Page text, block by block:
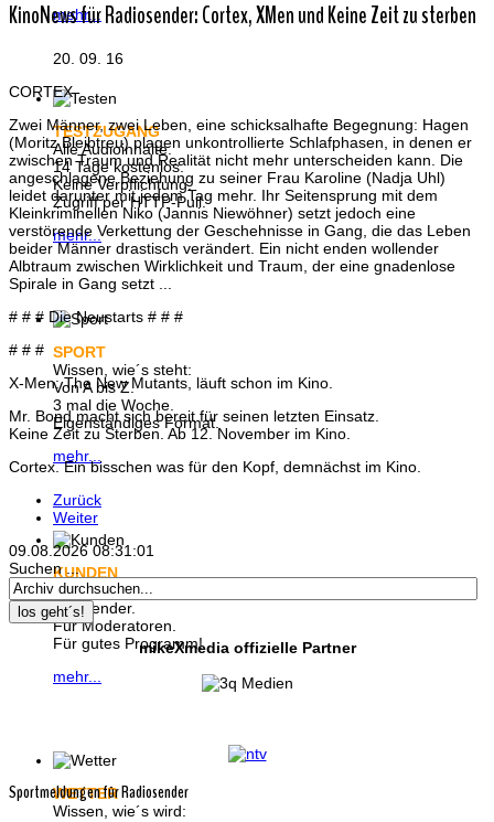
mehr...
TESTZUGANG
Alle Audioinhalte.
14 Tage kostenlos.
Keine Verpflichtung.
Zugriff per HTTP-Pull.
mehr...
SPORT
Wissen, wie´s steht:
Von A bis Z.
3 mal die Woche.
Eigenständiges Format.
mehr...
KUNDEN
Radiocontent:
Für Sender.
Für Moderatoren.
Für gutes Programm!
mehr...
WETTER
Wissen, wie´s wird:
KinoNews für Radiosender: Cortex, XMen und Keine Zeit zu sterben
20. 09. 16
CORTEX
Zwei Männer, zwei Leben, eine schicksalhafte Begegnung: Hagen
(Moritz Bleibtreu) plagen unkontrollierte Schlafphasen, in denen er
zwischen Traum und Realität nicht mehr unterscheiden kann. Die
angeschlagene Beziehung zu seiner Frau Karoline (Nadja Uhl)
leidet darunter mit jedem Tag mehr. Ihr Seitensprung mit dem
Kleinkriminellen Niko (Jannis Niewöhner) setzt jedoch eine
verstörende Verkettung der Geschehnisse in Gang, die das Leben
beider Männer drastisch verändert. Ein nicht enden wollender
Albtraum zwischen Wirklichkeit und Traum, der eine gnadenlose
Spirale in Gang setzt ...
# # # Die Neustarts # # #
# # #
X-Men: The New Mutants, läuft schon im Kino.
Mr. Bond macht sich bereit für seinen letzten Einsatz.
Keine Zeit zu Sterben. Ab 12. November im Kino.
Cortex. Ein bisschen was für den Kopf, demnächst im Kino.
Zurück
Weiter
09.08.202608:31:02
Suchen ...
los geht´s!
mikeXmedia offizielle Partner
Sportmeldungen für Radiosender